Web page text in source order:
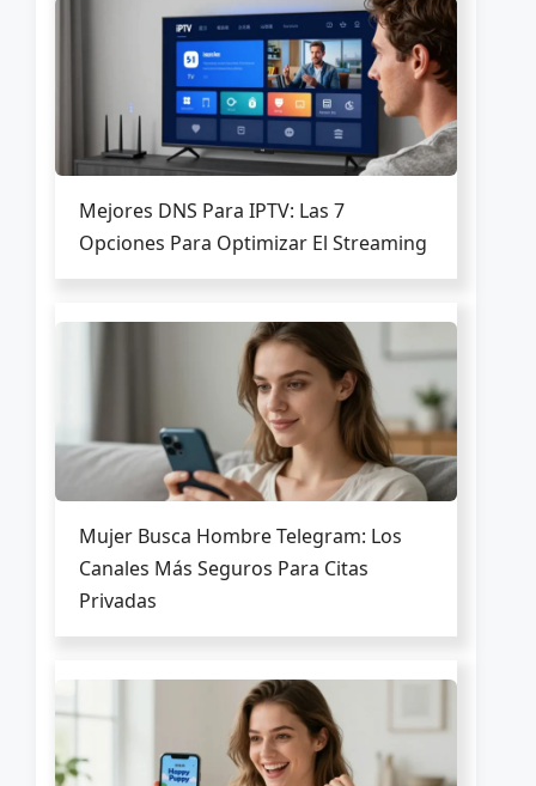
Mejores DNS Para IPTV: Las 7
Opciones Para Optimizar El Streaming
Mujer Busca Hombre Telegram: Los
Canales Más Seguros Para Citas
Privadas